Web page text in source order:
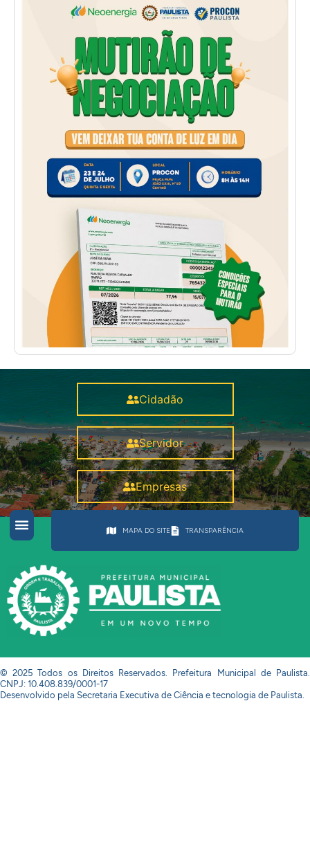
Cidadão
Servidor
Empresas
MAPA DO SITE TRANSPARÊNCIA
© 2025 Todos os Direitos Reservados. Prefeitura Municipal de Paulista.
CNPJ: 10.408.839/0001-17
Desenvolvido pela Secretaria Executiva de Ciência e tecnologia de Paulista.